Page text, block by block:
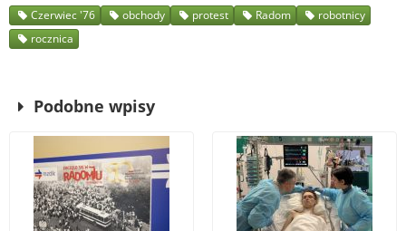
Czerwiec '76 obchody protest Radom
robotnicy
rocznica
Podobne wpisy